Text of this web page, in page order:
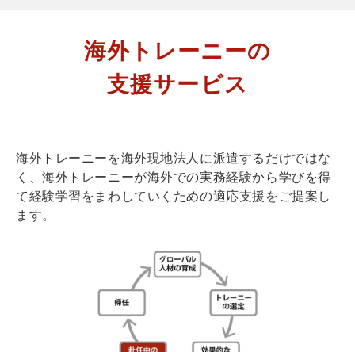
海外トレーニーの
支援サービス
海外トレーニーを海外現地法人に派遣するだけではな
く、海外トレーニーが海外での実務経験から学びを得
て経験学習をまわしていくための適応支援をご提案し
ます。